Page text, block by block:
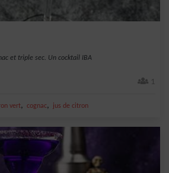
et triple sec. Un cocktail IBA
1
vert, cognac, jus de citron